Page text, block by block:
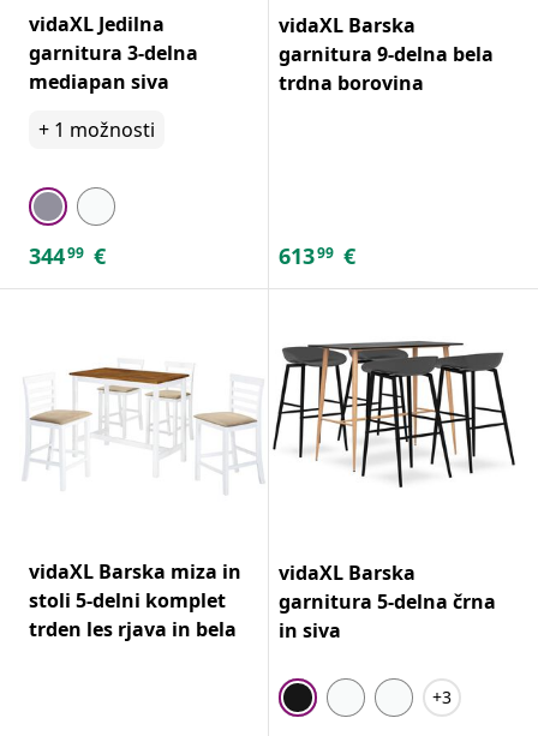
vidaXL Jedilna
garnitura 3-delna
mediapan siva
+ 1 možnosti
34499 €
vidaXL Barska
garnitura 9-delna bela
trdna borovina
61399 €
vidaXL Barska miza in
stoli 5-delni komplet
trden les rjava in bela
vidaXL Barska
garnitura 5-delna črna
in siva
+3